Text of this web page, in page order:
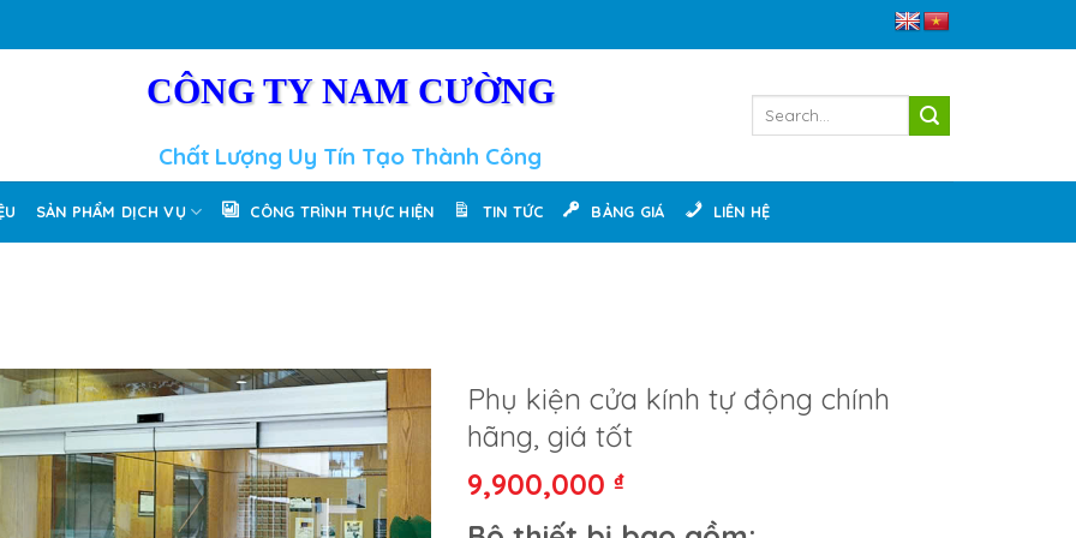
CÔNG TY NAM CƯỜNG
Chất Lượng Uy Tín Tạo Thành Công
SẢN PHẨM DỊCH VỤ CÔNG TRÌNH THỰC HIỆN TIN TỨC BẢNG GIÁ LIÊN HỆ
Phụ kiện cửa kính tự động chính
hãng, giá tốt
9,900,000 ₫